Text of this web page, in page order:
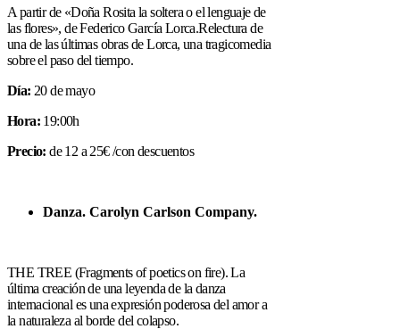
A partir de «Doña Rosita la soltera o el lenguaje de
las flores», de Federico García Lorca.Relectura de
una de las últimas obras de Lorca, una tragicomedia
sobre el paso del tiempo.
Día: 20 de mayo
Hora: 19:00h
Precio:de 12 a 25€ /con descuentos
Danza. Carolyn Carlson Company.
THE TREE (Fragments of poetics on fire). La
última creación de una leyenda de la danza
internacional es una expresión poderosa del amor a
la naturaleza al borde del colapso.